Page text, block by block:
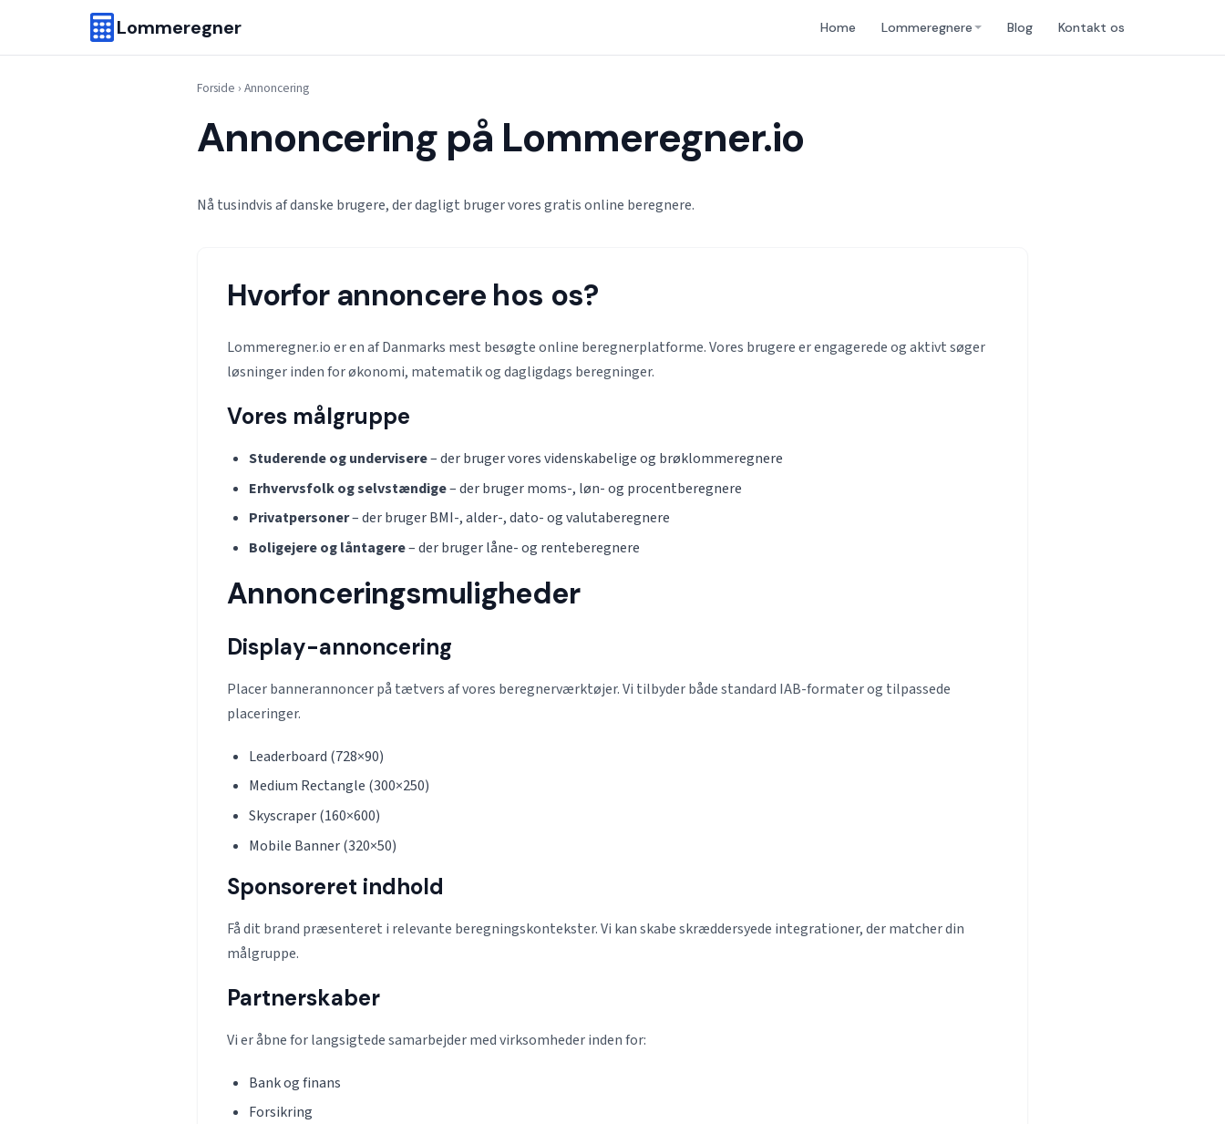
Lommeregner Home Lommeregnere Blog Kontakt os
Forside › Annoncering
Annoncering på Lommeregner.io
Nå tusindvis af danske brugere, der dagligt bruger vores gratis online beregnere.
Hvorfor annoncere hos os?
Lommeregner.io er en af Danmarks mest besøgte online beregnerplatforme. Vores brugere er engagerede og aktivt søger
løsninger inden for økonomi, matematik og dagligdags beregninger.
Vores målgruppe
Studerende og undervisere– der bruger vores videnskabelige og brøklommeregnere
Erhvervsfolk og selvstændige– der bruger moms-, løn- og procentberegnere
Privatpersoner– der bruger BMI-, alder-, dato- og valutaberegnere
Boligejere og låntagere– der bruger låne- og renteberegnere
Annonceringsmuligheder
Display-annoncering
Placer bannerannoncer på tætvers af vores beregnerværktøjer. Vi tilbyder både standard IAB-formater og tilpassede
placeringer.
Leaderboard (728×90)
Medium Rectangle (300×250)
Skyscraper (160×600)
Mobile Banner (320×50)
Sponsoreret indhold
Få dit brand præsenteret i relevante beregningskontekster. Vi kan skabe skræddersyede integrationer, der matcher din
målgruppe.
Partnerskaber
Vi er åbne for langsigtede samarbejder med virksomheder inden for:
Bank og finans
Forsikring